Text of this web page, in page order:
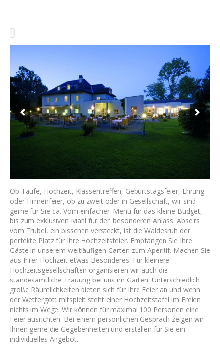
Ob Taufe, Hochzeit, Klassentreffen, Geburtstagsfeier, Ehrung
oder Firmenfeier, ob zu zweit oder in Gesellschaft, wir sind
gerne für Sie da. Vom einfachen Menü für das kleine Budget,
bis zum exklusiven Mahl für den besonderen Anlass. Abseits
vom Trubel, ein bisschen versteckt, ist die Waldesruh der
perfekte Platz für Ihre Hochzeitsfeier. Empfangen Sie Ihre
Gäste in unserem weitläufigen Garten zum Aperitif. Machen Sie
aus Ihrer Hochzeit etwas Besonderes: Für kleinere
Hochzeitsgesellschaften organisieren wir auch die
standesamtliche Trauung bei uns im Garten. Unterschiedlich
große Räumlichkeiten bieten sich für Ihre Feier an und wenn
der Wettergott mitspielt steht einer Hochzeitstafel im Freien
nichts im Wege. Wir können für maximal 100 Personen eine
Feier ausrichten. Bei einem persönlichen Gespräch zeigen wir
Ihnen gerne die Gegebenheiten und erstellen für Sie ein
individuelles Angebot.